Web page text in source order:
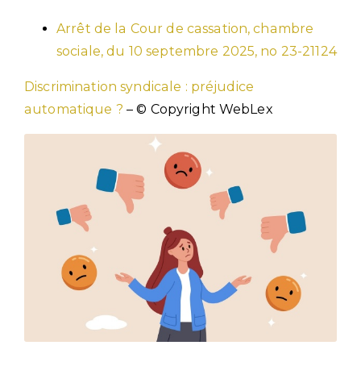
Arrêt de la Cour de cassation, chambre
sociale, du 10 septembre 2025, no 23-21124
Discrimination syndicale : préjudice
automatique ? – © Copyright WebLex